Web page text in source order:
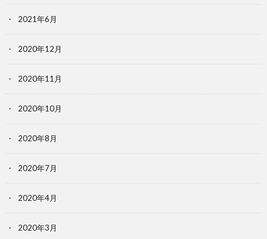
2021年6月
2020年12月
2020年11月
2020年10月
2020年8月
2020年7月
2020年4月
2020年3月